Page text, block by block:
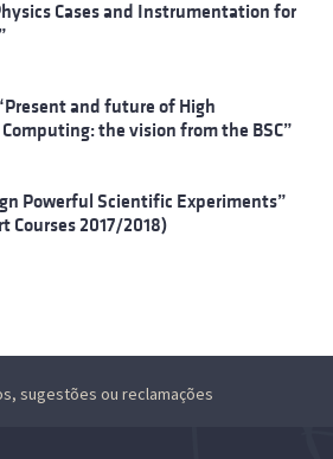
Cases and Instrumentation for
and future of High
the vision from the BSC”
Powerful Scientific Experiments”
Courses 2017/2018)
sugestões ou reclamações